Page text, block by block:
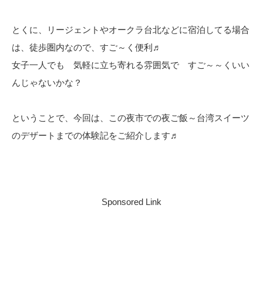
とくに、リージェントやオークラ台北などに宿泊してる場合
は、徒歩圏内なので、すご～く便利♬
女子一人でも 気軽に立ち寄れる雰囲気で すご～～くいい
んじゃないかな？
ということで、今回は、この夜市での夜ご飯～台湾スイーツ
のデザートまでの体験記をご紹介します♬
Sponsored Link